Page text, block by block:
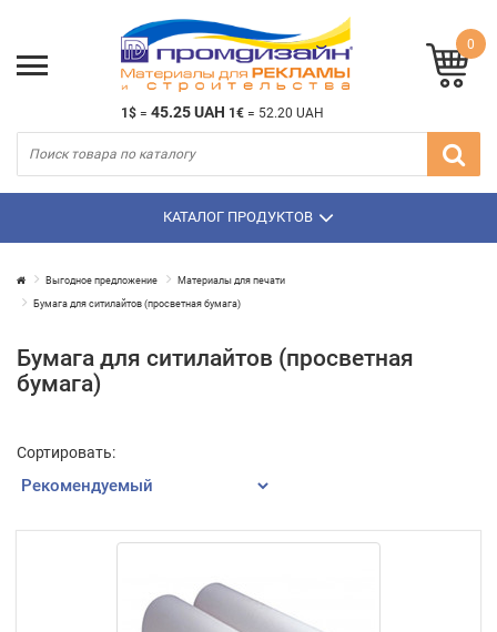
1$ = 45.25 UAH 1€ = 52.20 UAH
0
КАТАЛОГ ПРОДУКТОВ
Выгодное предложение Материалы для печати
Бумага для ситилайтов (просветная бумага)
Бумага для ситилайтов (просветная
бумага)
Сортировать: